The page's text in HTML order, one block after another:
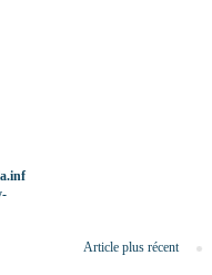
Article plus récent